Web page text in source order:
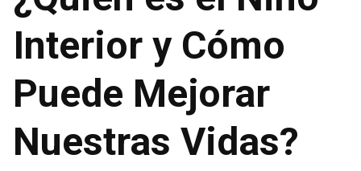
Interior y Cómo
Puede Mejorar
Nuestras Vidas?